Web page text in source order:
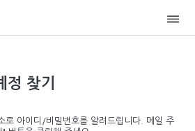
찾기
로 아이디/비밀번호를 알려드립니다. 메일 주